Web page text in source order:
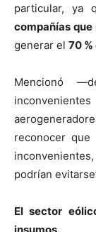
particular, ya
compañías que
generar el 70
Mencionó
reconocer que
podrían
El sector